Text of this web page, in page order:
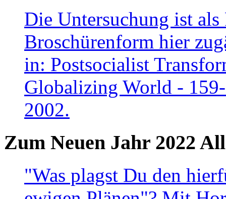
Die Untersuchung ist
Broschürenform hier
in: Postsocialist
Globalizing World -
2002.
Zum Neuen Jahr 2022
"Was plagst Du den